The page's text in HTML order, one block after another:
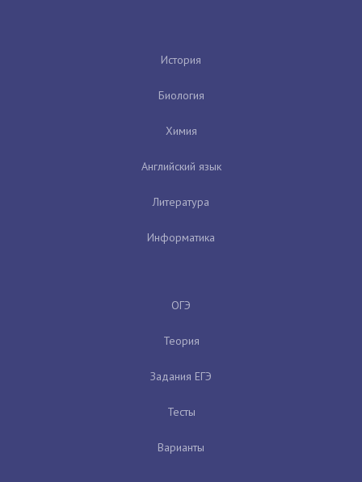
История
Биология
Химия
Английский язык
Литература
Информатика
ОГЭ
Теория
Задания ЕГЭ
Тесты
Варианты